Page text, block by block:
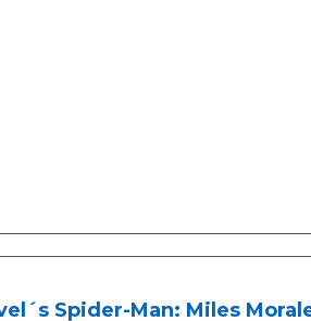
Spider-Man: Miles